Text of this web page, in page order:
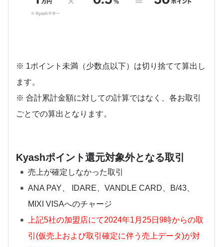
※ 1ポイント未満（少数点以下）は切り捨てて算出し
ます。
※ 合計累計金額に対しての計算ではなく、各お取引
ごとでの算出となります。
Kyashポイント還元対象外となる取引
売上が確定しなかった取引
ANA PAY、 IDARE、VANDLE CARD、B/43、
MIXI VISAへのチャージ
上記5社の加盟店にて2024年1月25日9時からの取
引(仮売上および取引確定に伴う売上データ)が対